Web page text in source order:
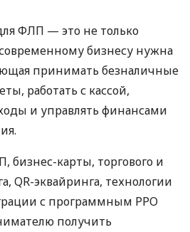
ФЛП — это не только
бизнесу нужна
принимать безналичные
работать с кассой,
и управлять финансами
бизнес-карты, торгового и
QR-эквайринга, технологии
с программным РРО
получить